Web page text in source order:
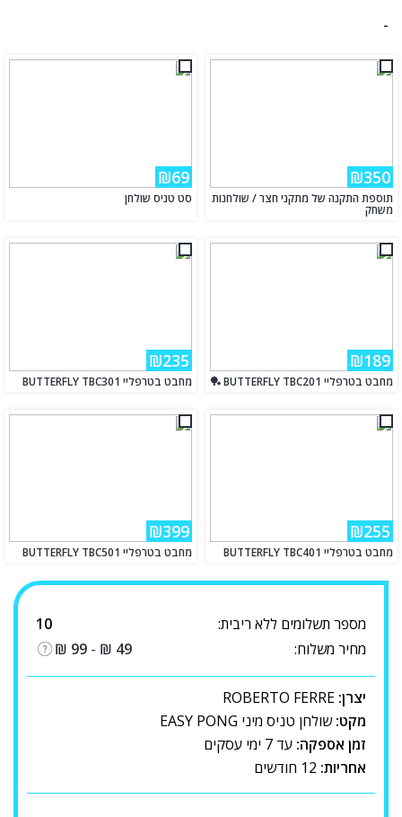
-
₪350
תוספת התקנה של מתקני חצר / שולחנות
משחק
₪69
סט טניס שולחן
₪189
מחבט בטרפליי BUTTERFLY TBC201 🏓
₪235
מחבט בטרפליי BUTTERFLY TBC301
₪255
מחבט בטרפליי BUTTERFLY TBC401
₪399
מחבט בטרפליי BUTTERFLY TBC501
מספר תשלומים ללא ריבית:
10
מחיר משלוח:
₪ 49
-
₪ 99
יצרן: ROBERTO FERRE
מקט:שולחן טניס מיני EASY PONG
זמן אספקה: עד 7 ימי עסקים
אחריות: 12 חודשים